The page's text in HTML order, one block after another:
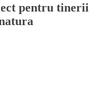
pentru tinerii